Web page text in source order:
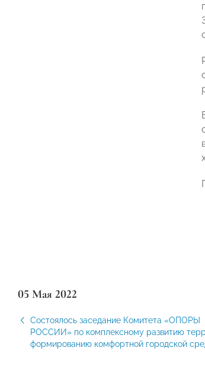
05 Мая 2022
Состоялось заседание Комитета «‎ОПОРЫ
РОССИИ» по комплексному развитию
формированию комфортной городской